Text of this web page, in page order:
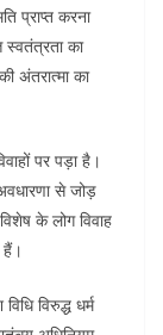
प्राप्त करना
स्वतंत्रता का
अंतरात्मा का
पर पड़ा है।
से जोड़
के लोग विवाह
हैं।
विरुद्ध धर्म